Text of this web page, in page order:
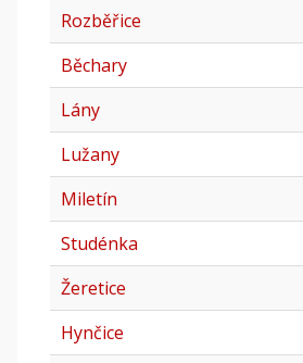
Rozběřice
Běchary
Lány
Lužany
Miletín
Studénka
Žeretice
Hynčice